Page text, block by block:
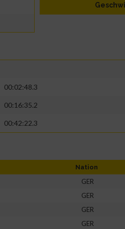
00:02:48.3
00:16:35.2
00:42:22.3
Nation
GER
GER
GER
GER